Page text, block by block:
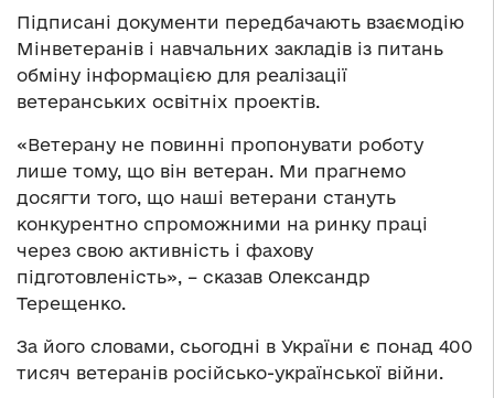
Підписані документи передбачають взаємодію
Мінветеранів і навчальних закладів із питань
обміну інформацією для реалізації
ветеранських освітніх проектів.
«Ветерану не повинні пропонувати роботу
лише тому, що він ветеран. Ми прагнемо
досягти того, що наші ветерани стануть
конкурентно спроможними на ринку праці
через свою активність і фахову
підготовленість», – сказав Олександр
Терещенко.
За його словами, сьогодні в України є понад 400
тисяч ветеранів російсько-української війни.